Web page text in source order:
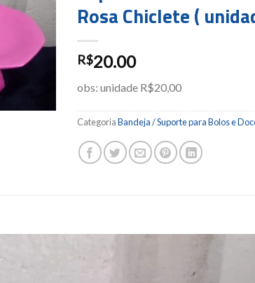
wishlist
Rosa Chiclete (
R$20.00
obs: unidade R$20,00
CategoriaBandeja / Suporte para Bolos e